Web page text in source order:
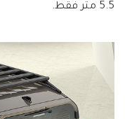
5.5 متر فقط.